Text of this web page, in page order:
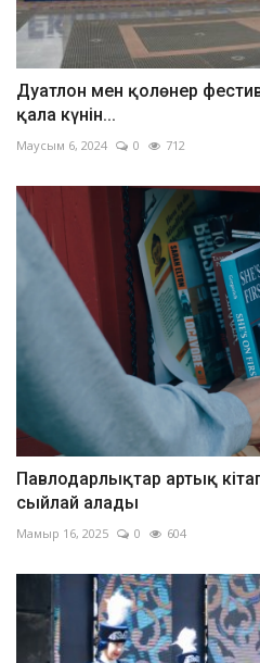
Дуатлон мен қолөнер
қала күнін...
Маусым 6, 2024 0 712
Павлодарлықтар артық
сыйлай алады
Мамыр 16, 2025 0 604